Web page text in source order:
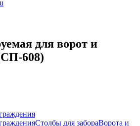
для ворот и
608)
Столбы для забораВорота и